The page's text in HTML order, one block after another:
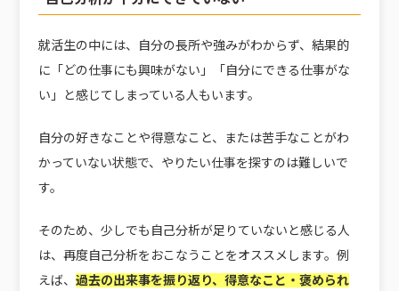
就活生の中には、自分の長所や強みがわからず、結果的
に「どの仕事にも興味がない」「自分にできる仕事がな
い」と感じてしまっている人もいます。
自分の好きなことや得意なこと、または苦手なことがわ
かっていない状態で、やりたい仕事を探すのは難しいで
す。
そのため、少しでも自己分析が足りていないと感じる人
は、再度自己分析をおこなうことをオススメします。例
えば、 過去の出来事を振り返り、得意なこと・褒められ